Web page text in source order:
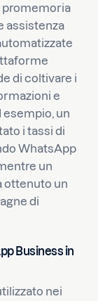
promemoria
assistenza
di coltivare i
e
un
i tassi di
WhatsApp
un
ottenuto un
di
Business in
nei